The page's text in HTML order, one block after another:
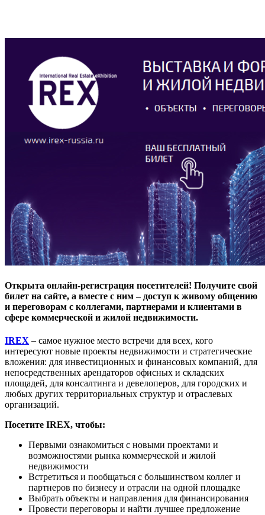
Открыта онлайн-регистрация посетителей! Получите свой
билет на сайте, а вместе с ним – доступ к живому общению
и переговорам с коллегами, партнерами и клиентами в
сфере коммерческой и жилой недвижимости.
IREX – самое нужное место встречи для всех, кого
интересуют новые проекты недвижимости и стратегические
вложения: для инвестиционных и финансовых компаний, для
непосредственных арендаторов офисных и складских
площадей, для консалтинга и девелоперов, для городских и
любых других территориальных структур и отраслевых
организаций.
Посетите IREX, чтобы:
Первыми ознакомиться с новыми проектами и
возможностями рынка коммерческой и жилой
недвижимости
Встретиться и пообщаться с большинством коллег и
партнеров по бизнесу и отрасли на одной площадке
Выбрать объекты и направления для финансирования
Провести переговоры и найти лучшее предложение